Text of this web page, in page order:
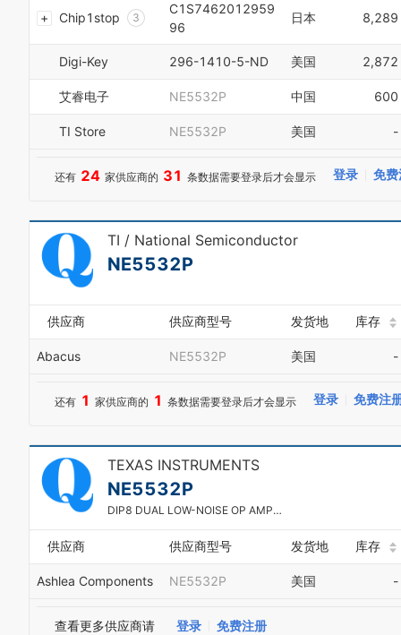
2
Chip1stop
3
2
5
7
C1S7462012959
96
日本 8,289
Digi-Key 296-1410-5-ND 美国 2,872
艾睿电子 NE5532P 中国 600
TI Store NE5532P 美国 -
还有 24 家供应商的 31 条数据需要登录后才会显示 登录 免
TI / National Semiconductor
NE5532P
供应商 供应商型号 发货地 库存
Abacus NE5532P 美国 -
还有 1 家供应商的 1 条数据需要登录后才会显示 登录 免费注
TEXAS INSTRUMENTS
NE5532P
DIP8 DUAL LOW-NOISE OP AMPS/LINEAR
供应商 供应商型号 发货地 库存
Ashlea Components NE5532P 美国 -
查看更多供应商请 登录 免费注册